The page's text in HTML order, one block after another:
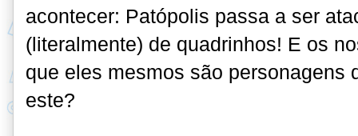
acontecer: Patópolis passa a ser
(literalmente) de quadrinhos! E os
que eles mesmos são personagens
este?